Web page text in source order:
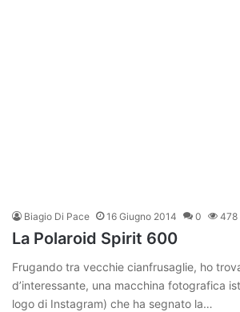
Biagio Di Pace 16 Giugno 2014 0 478
La Polaroid Spirit 600
Frugando tra vecchie cianfrusaglie, ho
d’interessante, una macchina fotografica
logo di Instagram) che ha segnato la…